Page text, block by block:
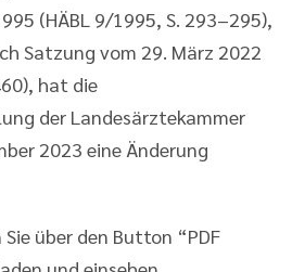
(HÄBL 9/1995, S. 293–295),
Satzung vom 29. März 2022
hat die
der Landesärztekammer
2023 eine Änderung
über den Button “PDF